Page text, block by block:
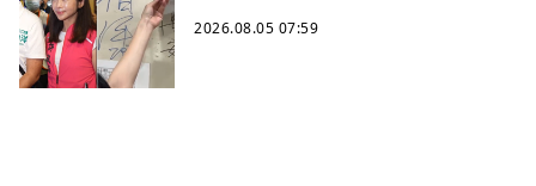
2026.08.05 07:59